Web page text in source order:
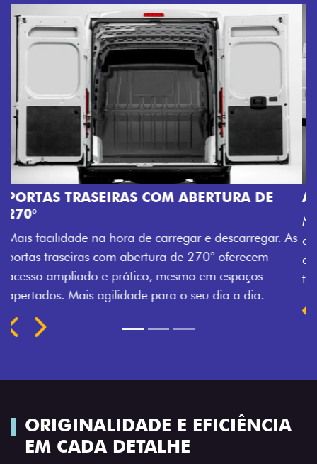
As
AMPLA ABERTURA DA PORTA LATERAL
Mais versatilidade para o seu carregamento. A
abertura da porta lateral do Novo Ducato facilita o
acesso à carga, otimizando tempo e tornando o
trabalho mais eficiente, onde quer que você esteja.
ORIGINALIDADE E EFICIÊNCIA
EM CADA DETALHE